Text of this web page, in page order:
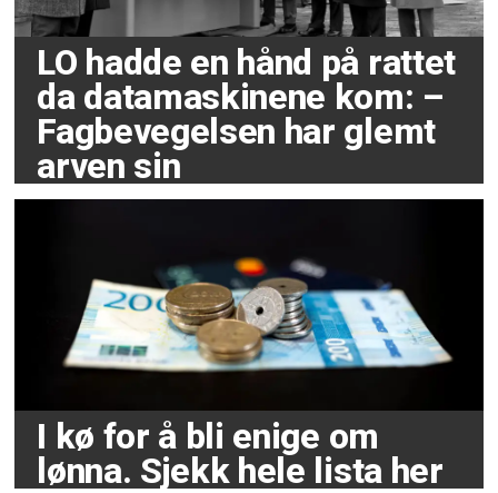
LO hadde en hånd på rattet
da datamaskinene kom: –
Fagbevegelsen har glemt
arven sin
I kø for å bli enige om
lønna. Sjekk hele lista her